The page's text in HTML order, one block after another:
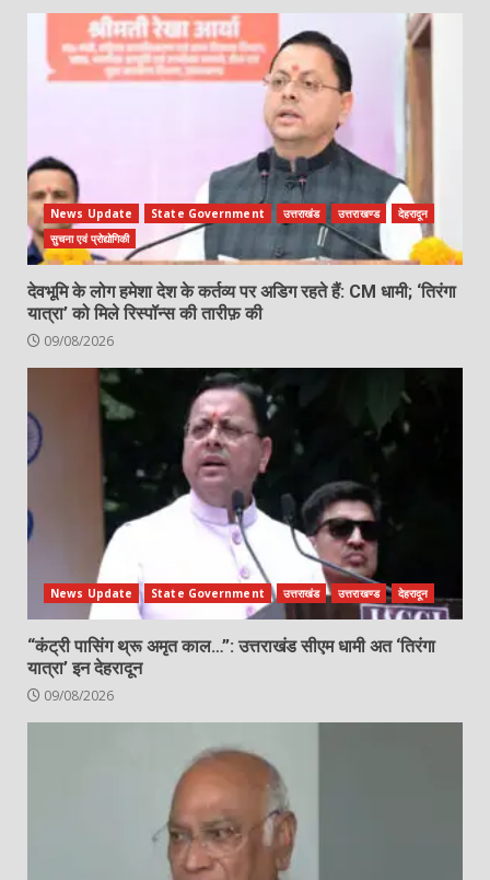
News Update State Government उत्तराखंड उत्तराखण्ड
देहरादून
सुचना एवं प्रोद्योगिकी
देवभूमि के लोग हमेशा देश के कर्तव्य पर अडिग रहते हैं: CM धामी; ‘तिरंगा
यात्रा’ को मिले रिस्पॉन्स की तारीफ़ की
09/08/2026
News Update State Government उत्तराखंड उत्तराखण्ड देहरादून
“कंट्री पासिंग थ्रू अमृत काल…”: उत्तराखंड सीएम धामी अत ‘तिरंगा
यात्रा’ इन देहरादून
09/08/2026